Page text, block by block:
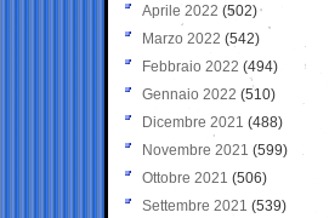
Aprile 2022 (502)
Marzo 2022 (542)
Febbraio 2022 (494)
Gennaio 2022 (510)
Dicembre 2021 (488)
Novembre 2021 (599)
Ottobre 2021 (506)
Settembre 2021 (539)